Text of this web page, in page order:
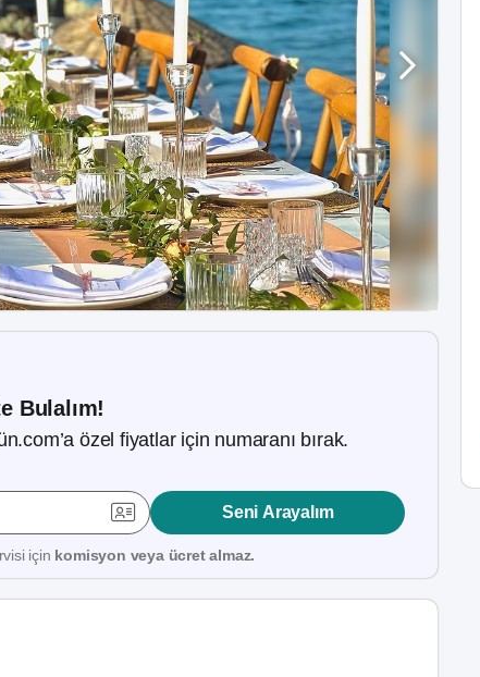
Bulalım!
özel fiyatlar için numaranı bırak.
Seni Arayalım
için komisyon veya ücret almaz.